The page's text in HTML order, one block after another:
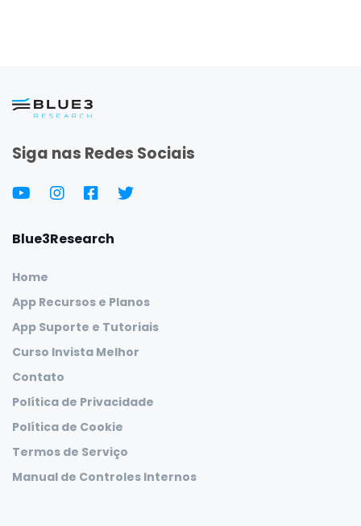
Siga nas Redes Sociais
Blue3Research
Home
App Recursos e Planos
App Suporte e Tutoriais
Curso Invista Melhor
Contato
Política de Privacidade
Política de Cookie
Termos de Serviço
Manual de Controles Internos